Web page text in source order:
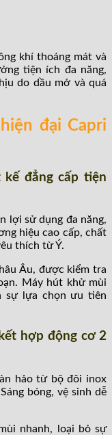
khí thoáng mát và
tiện ích đa năng,
do dầu mở và quá
đại Capri
đẳng cấp tiện
lợi sử dụng đa năng,
hiệu cao cấp, chất
thích từ Ý.
Âu, được kiểm tra
Máy hút khử mùi
sự lựa chọn ưu tiên
hợp động cơ 2
hảo từ bộ đôi inox
bóng, vệ sinh dễ
nhanh, loại bỏ sự